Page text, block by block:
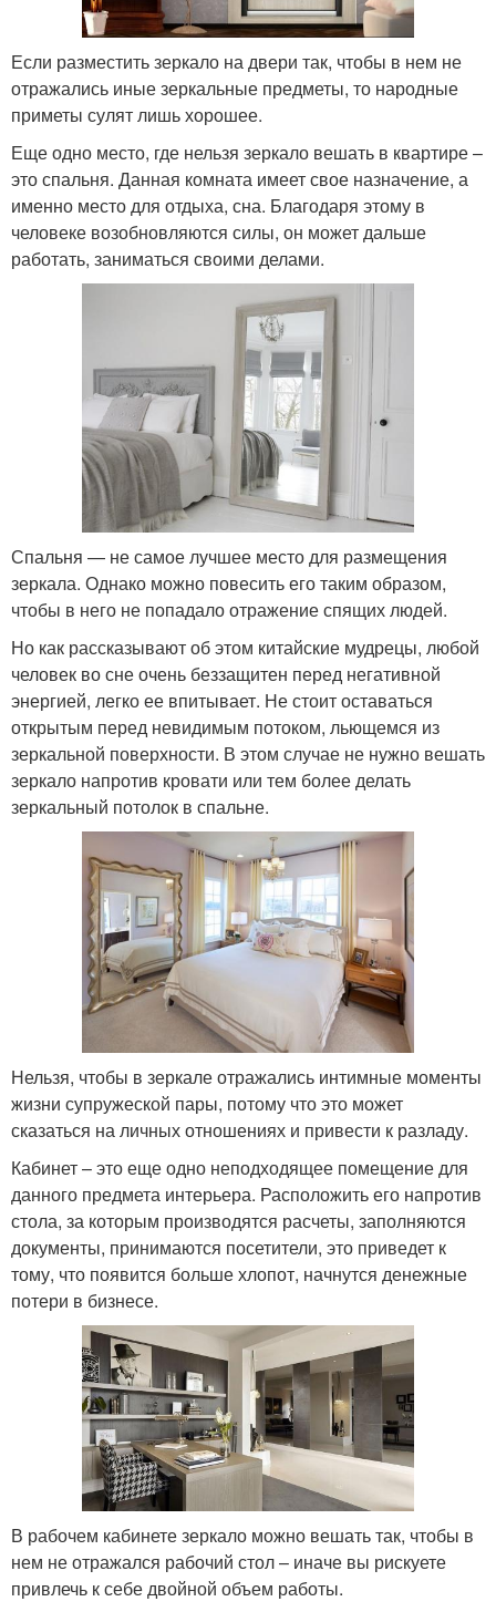
Если разместить зеркало на двери так, чтобы в нем не
отражались иные зеркальные предметы, то народные
приметы сулят лишь хорошее.
Еще одно место, где нельзя зеркало вешать в квартире –
это спальня. Данная комната имеет свое назначение, а
именно место для отдыха, сна. Благодаря этому в
человеке возобновляются силы, он может дальше
работать, заниматься своими делами.
Спальня — не самое лучшее место для размещения
зеркала. Однако можно повесить его таким образом,
чтобы в него не попадало отражение спящих людей.
Но как рассказывают об этом китайские мудрецы, любой
человек во сне очень беззащитен перед негативной
энергией, легко ее впитывает. Не стоит оставаться
открытым перед невидимым потоком, льющемся из
зеркальной поверхности. В этом случае не нужно вешать
зеркало напротив кровати или тем более делать
зеркальный потолок в спальне.
Нельзя, чтобы в зеркале отражались интимные моменты
жизни супружеской пары, потому что это может
сказаться на личных отношениях и привести к разладу.
Кабинет – это еще одно неподходящее помещение для
данного предмета интерьера. Расположить его напротив
стола, за которым производятся расчеты, заполняются
документы, принимаются посетители, это приведет к
тому, что появится больше хлопот, начнутся денежные
потери в бизнесе.
В рабочем кабинете зеркало можно вешать так, чтобы в
нем не отражался рабочий стол – иначе вы рискуете
привлечь к себе двойной объем работы.